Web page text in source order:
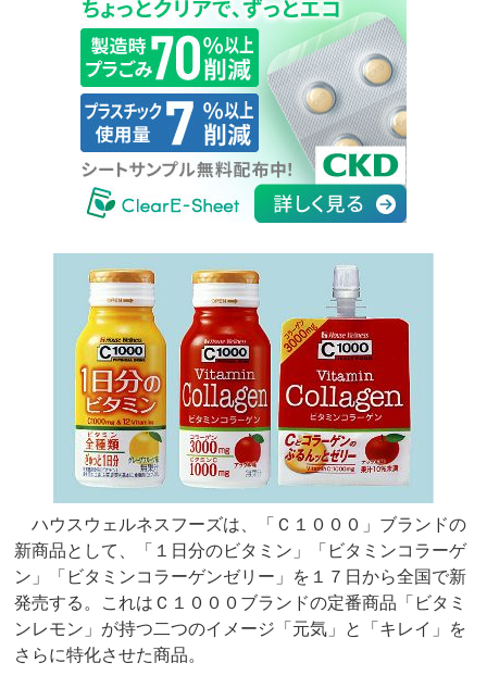
ハウスウェルネスフーズは、「Ｃ１０００」ブランドの
新商品として、「１日分のビタミン」「ビタミンコラーゲ
ン」「ビタミンコラーゲンゼリー」を１７日から全国で新
発売する。これはＣ１０００ブランドの定番商品「ビタミ
ンレモン」が持つ二つのイメージ「元気」と「キレイ」を
さらに特化させた商品。